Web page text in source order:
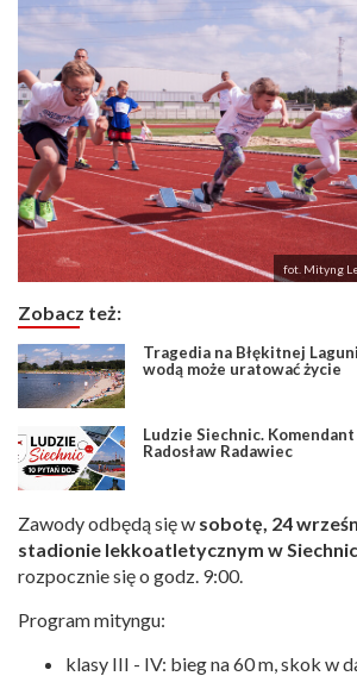
fot. Mityng
Zobacz też:
Tragedia na Błękitnej
wodą może uratować życie
Ludzie Siechnic.
Radosław Radawiec
Zawody odbędą się w sobotę, 24
stadionie lekkoatletycznym w
rozpocznie się o godz. 9:00.
Program mityngu:
klasy III - IV: bieg na 60 m, skok w